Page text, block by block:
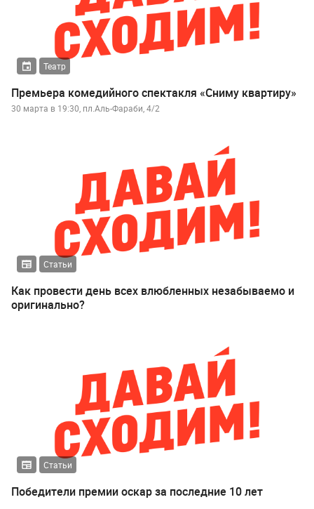
Театр
Премьера комедийного спектакля «Сниму квартиру»
30 марта в 19:30, пл.Аль-Фараби, 4/2
Статьи
Как провести день всех влюбленных незабываемо и
оригинально?
Статьи
Победители премии оскар за последние 10 лет